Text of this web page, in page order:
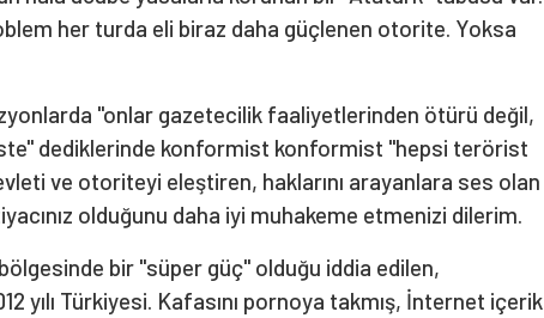
her turda eli biraz daha güçlenen otorite. Yoksa
"onlar gazetecilik faaliyetlerinden ötürü değil,
dediklerinde konformist konformist "hepsi terörist
ve otoriteyi eleştiren, haklarını arayanlara ses olan
olduğunu daha iyi muhakeme etmenizi dilerim.
bir "süper güç" olduğu iddia edilen,
yılı Türkiyesi. Kafasını pornoya takmış, İnternet içerik